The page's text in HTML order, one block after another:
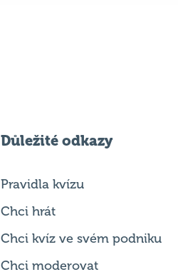
Důležité odkazy
Pravidla kvízu
Chci hrát
Chci kvíz ve svém podniku
Chci moderovat